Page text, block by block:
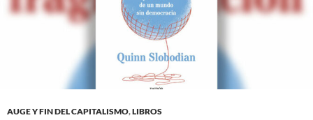
AUGE Y FIN DEL CAPITALISMO,LIBROS